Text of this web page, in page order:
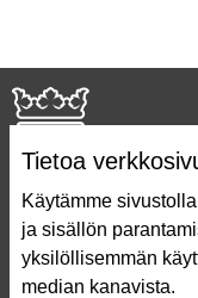
Tietoa
Käytämme
ja sisällön
yksilöllisemmän
median kanavista.
Näin äänestät
Asukasbudjetin
Usein kysytyt